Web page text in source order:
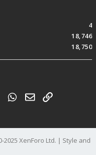
4
18,746
18,750
TumblrWhatsApp
電子郵件
連結
2025 XenForo Ltd. | Style and